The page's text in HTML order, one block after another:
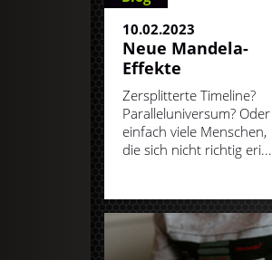
10.02.2023
Neue Mandela-
Effekte
Zersplitterte Timeline?
Paralleluniversum? Oder
einfach viele Menschen,
die sich nicht richtig eri...